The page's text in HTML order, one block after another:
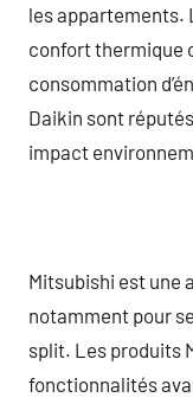
les appartements.
confort thermique
consommation
Daikin sont
impact
Mitsubishi est une
notamment pour
split. Les produits
fonctionnalités